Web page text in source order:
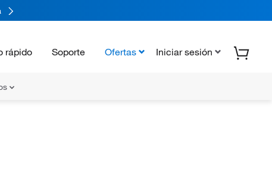
rápido Soporte Ofertas Iniciar sesión